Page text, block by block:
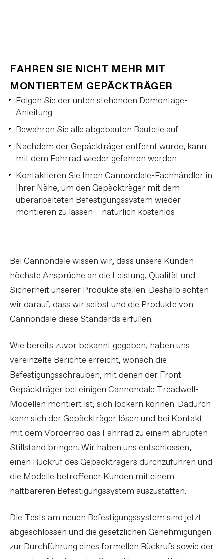
FAHREN SIE NICHT MEHR MIT
MONTIERTEM GEPÄCKTRÄGER
Folgen Sie der unten stehenden Demontage-
Anleitung
Bewahren Sie alle abgebauten Bauteile auf
Nachdem der Gepäckträger entfernt wurde, kann
mit dem Fahrrad wieder gefahren werden
Kontaktieren Sie Ihren Cannondale-Fachhändler in
Ihrer Nähe, um den Gepäckträger mit dem
überarbeiteten Befestigungssystem wieder
montieren zu lassen – natürlich kostenlos
Bei Cannondale wissen wir, dass unsere Kunden
höchste Ansprüche an die Leistung, Qualität und
Sicherheit unserer Produkte stellen. Deshalb achten
wir darauf, dass wir selbst und die Produkte von
Cannondale diese Standards erfüllen.
Wie bereits zuvor bekannt gegeben, haben uns
vereinzelte Berichte erreicht, wonach die
Befestigungsschrauben, mit denen der Front-
Gepäckträger bei einigen Cannondale Treadwell-
Modellen montiert ist, sich lockern können. Dadurch
kann sich der Gepäckträger lösen und bei Kontakt
mit dem Vorderrad das Fahrrad zu einem abrupten
Stillstand bringen. Wir haben uns entschlossen,
einen Rückruf des Gepäckträgers durchzuführen und
die Modelle betroffener Kunden mit einem
haltbareren Befestigungssystem auszustatten.
Die Tests am neuen Befestigungssystem sind jetzt
abgeschlossen und die gesetzlichen Genehmigungen
zur Durchführung eines formellen Rückrufs sowie der